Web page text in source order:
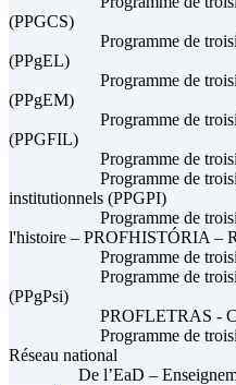
(PPGCS)
Programme de
(PPgEL)
Programme de
(PPgEM)
Programme de
(PPGFIL)
Programme de
Programme de
institutionnels (PPGPI)
Programme de
l'histoire – PROFHISTÓRIA –
Programme de
Programme de
(PPgPsi)
PROFLETRAS -
Programme de
Réseau national
De l’EaD –